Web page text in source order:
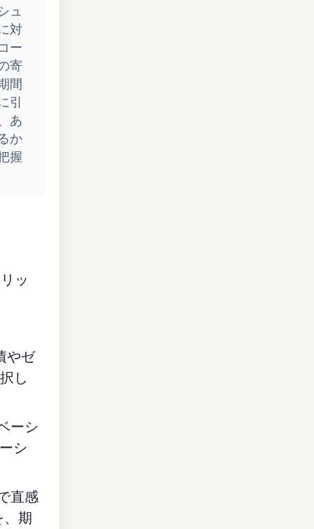
ュ
対
ー
寄
間
引
あ
か
握
ッ
やゼ
し
ーシ
シ
直感
期